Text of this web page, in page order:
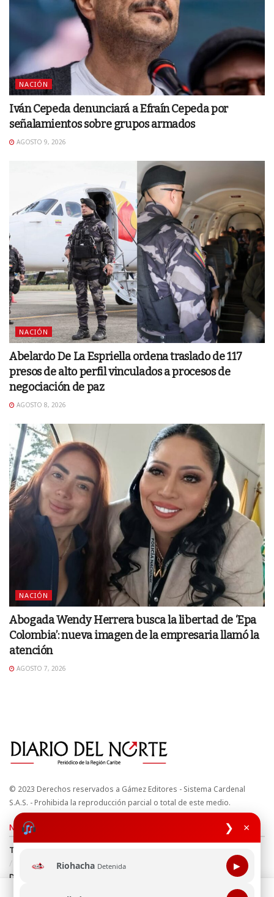
❯ ×
Riohacha Detenida ▶
NACIÓN
Iván Cepeda denunciará a Efraín Cepeda por
señalamientos sobre grupos armados
AGOSTO 9, 2026
NACIÓN
Abelardo De La Espriella ordena traslado de 117
presos de alto perfil vinculados a procesos de
negociación de paz
AGOSTO 8, 2026
NACIÓN
Abogada Wendy Herrera busca la libertad de ‘Epa
Colombia’: nueva imagen de la empresaria llamó la
atención
AGOSTO 7, 2026
© 2023 Derechos reservados a Gámez Editores - Sistema Cardenal
S.A.S. - Prohibida la reproducción parcial o total de este medio.
Nuestros sitios
Términos y Condiciones
Política de uso de cookies
Política de Tratamiento de Datos
Directrices Editoriales
Esta página web usa cookie para mejorar tu experiencia de